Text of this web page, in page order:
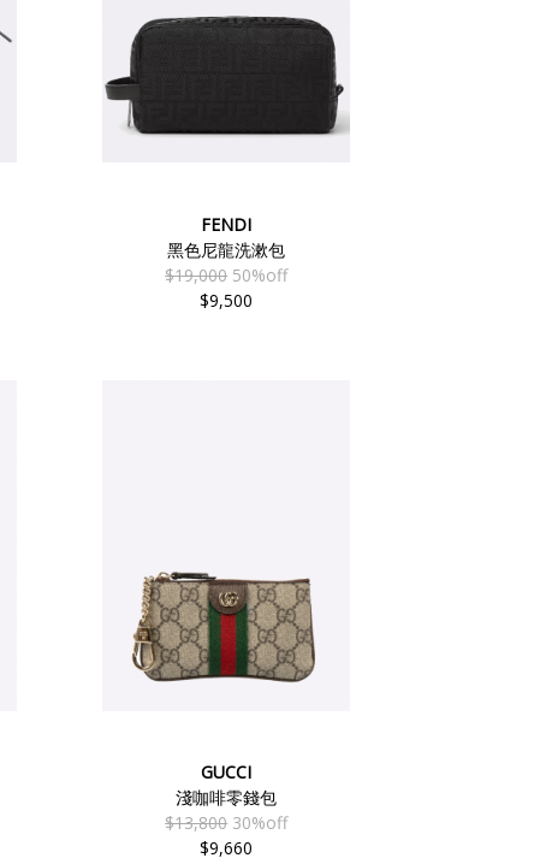
FENDI
黑色尼龍洗漱包
$19,000 50%off
$9,500
GUCCI
淺咖啡零錢包
$13,800 30%off
$9,660